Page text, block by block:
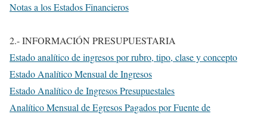
Notas a los Estados Financieros
2.- INFORMACIÓN PRESUPUESTARIA
Estado analítico de ingresos por rubro, tipo, clase y concepto
Estado Analítico Mensual de Ingresos
Estado Analítico de Ingresos Presupuestales
Analítico Mensual de Egresos Pagados por Fuente de